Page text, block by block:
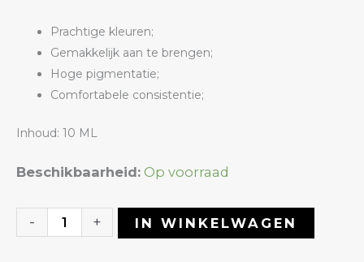
Prachtige kleuren;
Gemakkelijk aan te brengen;
Hoge pigmentatie;
Comfortabele consistentie;
Inhoud: 10 ML
Beschikbaarheid: Op voorraad
-
Gelpolish
Summer
+ IN WINKELWAGEN